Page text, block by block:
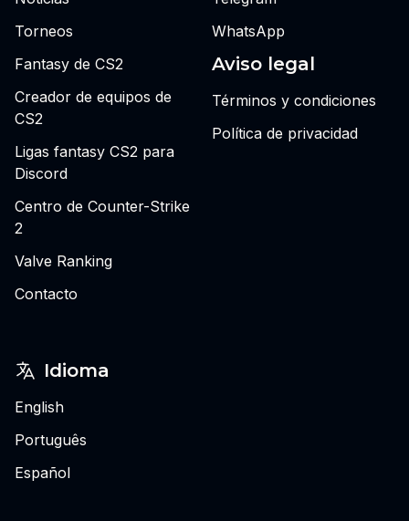
Torneos
Fantasy de CS2
Creador de equipos de
CS2
Ligas fantasy CS2 para
Discord
Centro de Counter-Strike
2
Valve Ranking
Contacto
WhatsApp
Aviso legal
Términos y condiciones
Política de privacidad
Idioma
English
Português
Español